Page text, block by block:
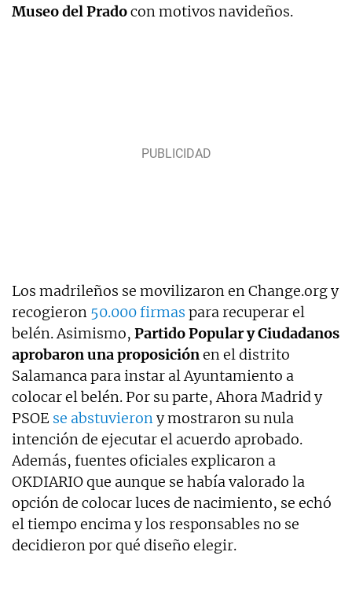
Museo del Pradocon motivos navideños.
Los madrileños se movilizaron en Change.org y
recogieron 50.000 firmas para recuperar el
belén. Asimismo, Partido Popular y Ciudadanos
aprobaron una proposiciónen el distrito
Salamanca para instar al Ayuntamiento a
colocar el belén. Por su parte, Ahora Madrid y
PSOE se abstuvierony mostraron su nula
intención de ejecutar el acuerdo aprobado.
Además, fuentes oficiales explicaron a
OKDIARIO que aunque se había valorado la
opción de colocar luces de nacimiento, se echó
el tiempo encima y los responsables no se
decidieron por qué diseño elegir.